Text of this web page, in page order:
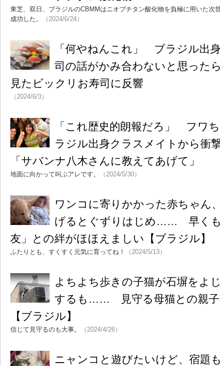
東芝、双日、ブラジルのCBMMはニオブチタン酸化物を負極に用いた次
成功した。
（2024/6/24）
「何やねんこれ」 ブラジル出
司の話がかみ合わないと思っ
見たビックリお寿司に反響
（2024/6/3）
「これ歴史的朗報だろ」 フワ
ラジル出身クラスメイトから
「サバンナ八木さんに教えてあげて」
地面に向かって叫ぶアレです。 （2024/5/30）
ワンコに寄りかかった赤ちゃん
げるとぐずりはじめ…… 早くも
友」との絆がほほえましい【ブラジル】
ふたりとも、すくすく元気に育ってね！ （2024/5/13）
よちよち歩きの子猫が石塀をよ
するも…… 見守る母猫との親子
【ブラジル】
信じて見守るのも大事。 （2024/4/26）
ニャンコと遊びたいけど、宿